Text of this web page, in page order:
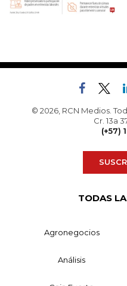
© 2026, RCN Medios.
Cr. 13a
(+57)
TODAS
Agronegocios
Análisis